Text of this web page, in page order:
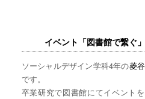
イベント「図書館で繋ぐ
ソーシャルデザイン学科4年の菱
です。
卒業研究で図書館にてイベント